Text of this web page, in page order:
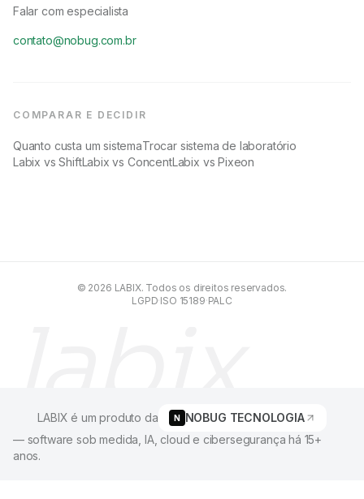
Falar com especialista
contato@nobug.com.br
COMPARAR E DECIDIR
Quanto custa um sistemaTrocar sistema de laboratório
Labix vs ShiftLabix vs ConcentLabix vs Pixeon
© 2026 LABIX. Todos os direitos reservados.
LGPD·ISO 15189·PALC
LABIX é um produto da N
NOBUG TECNOLOGIA
— software sob medida, IA, cloud e cibersegurança há 15+
anos.